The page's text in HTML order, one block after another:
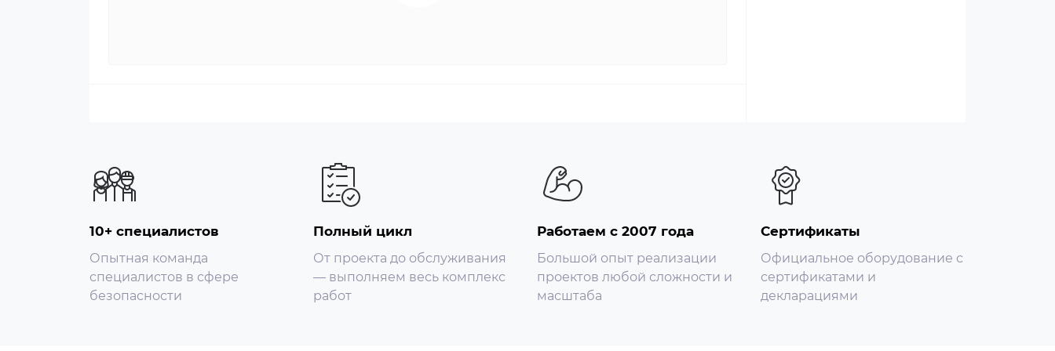
HLC; Да
WDR; 120 дБ
Баланс белого; Авто; естественный; уличный фонарь; на открытом воздухе; Вручную; региональный
Управление усилением; Вручную; Авто
Шумоподавление; 3D NR
Обнаружение движения; ВЫКЛ/ВКЛ (4 области, прямоугольные)
10+ специалистов
Опытная команда
специалистов в сфере
безопасности
Полный цикл
От проекта до обслуживания
— выполняем весь комплекс
работ
Работаем с 2007 года
Большой опыт реализации
проектов любой сложности и
масштаба
Сертификаты
Официальное оборудование с
сертификатами и
декларациями